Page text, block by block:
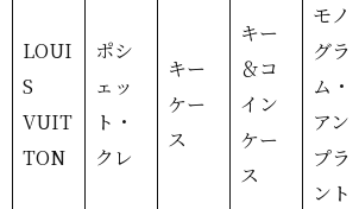
LOUI
S
VUIT
TON
ポシ
ェッ
ト・
クレ
キー
ケー
ス
キー
＆コ
イン
ケー
ス
モノ
グラ
ム・
アン
プラ
ント